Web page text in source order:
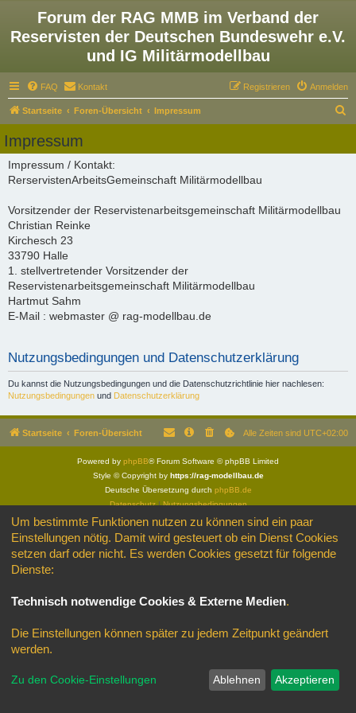
Forum der RAG MMB im Verband der
Reservisten der Deutschen Bundeswehr e.V.
und IG Militärmodellbau
FAQ Kontakt Anmelden
Registrieren
Startseite Foren-Übersicht Impressum
Impressum
Impressum / Kontakt:
RerservistenArbeitsGemeinschaft Militärmodellbau
Vorsitzender der Reservistenarbeitsgemeinschaft Militärmodellbau
Christian Reinke
Kirchesch 23
33790 Halle
1. stellvertretender Vorsitzender der
Reservistenarbeitsgemeinschaft Militärmodellbau
Hartmut Sahm
E-Mail : webmaster @ rag-modellbau.de
Nutzungsbedingungen und Datenschutzerklärung
Du kannst die Nutzungsbedingungen und die Datenschutzrichtlinie hier nachlesen:
Nutzungsbedingungen und Datenschutzerklärung
Startseite Foren-Übersicht Alle Zeiten sind UTC+02:00
Powered by phpBB® Forum Software © phpBB Limited
Style © Copyright by https://rag-modellbau.de
Deutsche Übersetzung durch phpBB.de
Datenschutz|Nutzungsbedingungen
Um bestimmte Funktionen nutzen zu können sind ein paar
Einstellungen nötig. Damit wird gesteuert ob ein Dienst Cookies
setzen darf oder nicht. Es werden Cookies gesetzt für folgende
Dienste:
Technisch notwendige Cookies & Externe Medien.
Die Einstellungen können später zu jedem Zeitpunkt geändert
werden.
Zu den Cookie-Einstellungen Ablehnen Akzeptieren